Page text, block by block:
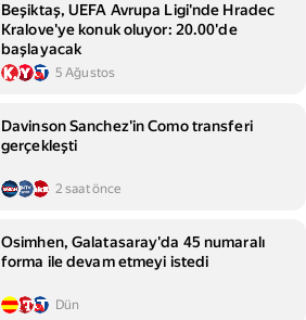
Beşiktaş, UEFA Avrupa Ligi'nde Hradec
Kralove'ye konuk oluyor: 20.00'de
başlayacak
5 Ağustos
Davinson Sanchez'in Como transferi
gerçekleşti
2 saat önce
Osimhen, Galatasaray'da 45 numaralı
forma ile devam etmeyi istedi
Dün